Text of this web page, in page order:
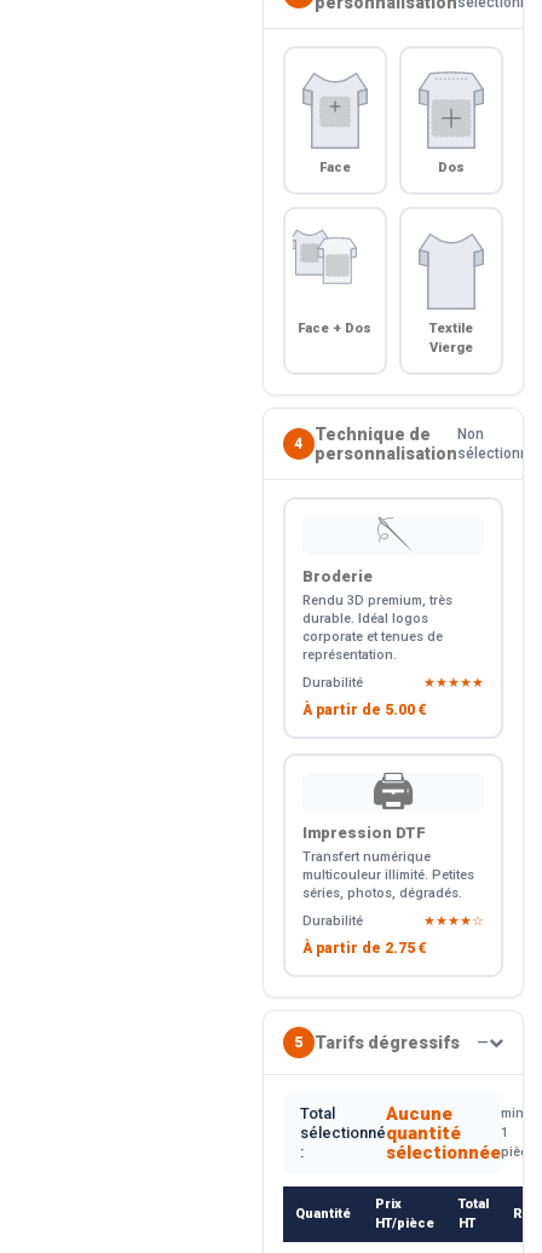
Face Dos
Face + Dos
Textile
Vierge
4
Technique de
personnalisation
Non
sélectionné
🪡
Broderie
Rendu 3D premium, très
durable. Idéal logos
corporate et tenues de
représentation.
Durabilité
★★★★★
À partir de 5.00 €
🖨️
Impression DTF
Transfert numérique
multicouleur illimité. Petites
séries, photos, dégradés.
Durabilité
★★★★☆
À partir de 2.75 €
5 Tarifs dégressifs —
Total
sélectionné
:
Aucune
quantité
sélectionnée
min.
1
pièce
Quantité
Prix
HT/pièce
Total
HT